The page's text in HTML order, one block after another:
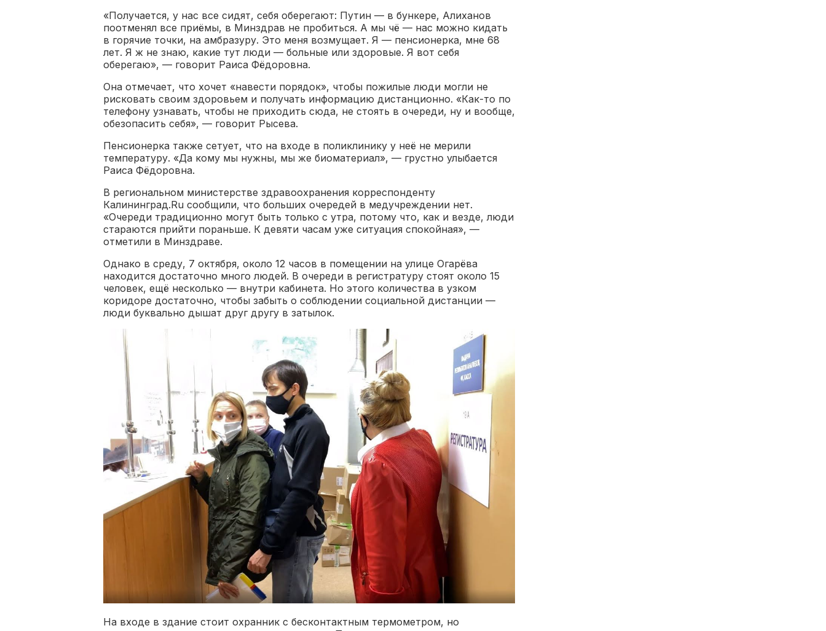
«Получается, у нас все сидят, себя оберегают: Путин — в бункере, Алиханов
поотменял все приёмы, в Минздрав не пробиться. А мы чё — нас можно кидать
в горячие точки, на амбразуру. Это меня возмущает. Я — пенсионерка, мне 68
лет. Я ж не знаю, какие тут люди — больные или здоровые. Я вот себя
оберегаю», — говорит Раиса Фёдоровна.
Она отмечает, что хочет «навести порядок», чтобы пожилые люди могли не
рисковать своим здоровьем и получать информацию дистанционно. «Как-то по
телефону узнавать, чтобы не приходить сюда, не стоять в очереди, ну и вообще,
обезопасить себя», — говорит Рысева.
Пенсионерка также сетует, что на входе в поликлинику у неё не мерили
температуру. «Да кому мы нужны, мы же биоматериал», — грустно улыбается
Раиса Фёдоровна.
В региональном министерстве здравоохранения корреспонденту
Калининград.Ru сообщили, что больших очередей в медучреждении нет.
«Очереди традиционно могут быть только с утра, потому что, как и везде, люди
стараются прийти пораньше. К девяти часам уже ситуация спокойная», —
отметили в Минздраве.
Однако в среду, 7 октября, около 12 часов в помещении на улице Огарёва
находится достаточно много людей. В очереди в регистратуру стоят около 15
человек, ещё несколько — внутри кабинета. Но этого количества в узком
коридоре достаточно, чтобы забыть о соблюдении социальной дистанции —
люди буквально дышат друг другу в затылок.
На входе в здание стоит охранник с бесконтактным термометром, но